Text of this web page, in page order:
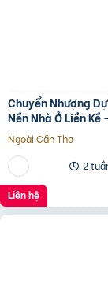
Chuyển Nhượng
Nền Nhà Ở Liền Kề
Bầu Bàng, Bình
Ngoài Cần Thơ
2
Liên hệ